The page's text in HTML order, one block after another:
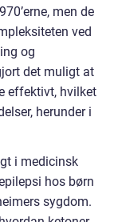
men de
ved
og
det muligt at
effektivt, hvilket
herunder i
i medicinsk
hos børn
sygdom.